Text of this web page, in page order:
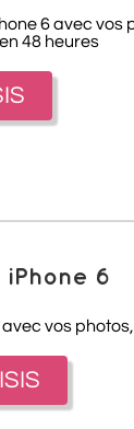
6 avec
48 heures
6
vos